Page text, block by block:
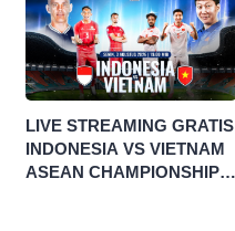
LIVE STREAMING GRATIS
INDONESIA VS VIETNAM
ASEAN CHAMPIONSHIP